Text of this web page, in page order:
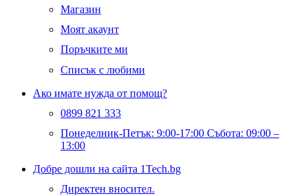
Магазин
Моят акаунт
Поръчките ми
Списък с любими
Ако имате нужда от помощ?
0899 821 333
Понеделник-Петък: 9:00-17:00 Събота: 09:00 –
13:00
Добре дошли на сайта 1Tech.bg
Директен вносител.